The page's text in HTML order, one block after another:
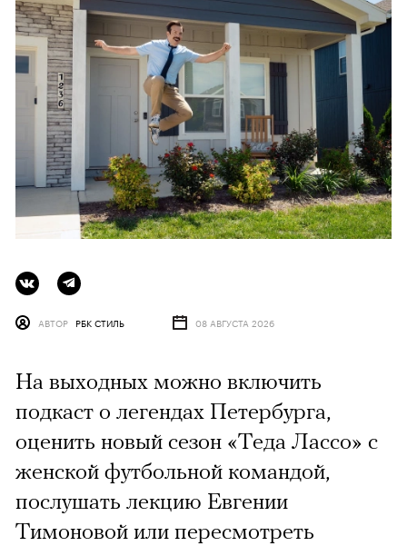
АВТОР РБК СТИЛЬ 08 АВГУСТА 2026
На выходных можно включить
подкаст о легендах Петербурга,
оценить новый сезон «Теда Лассо» с
женской футбольной командой,
послушать лекцию Евгении
Тимоновой или пересмотреть